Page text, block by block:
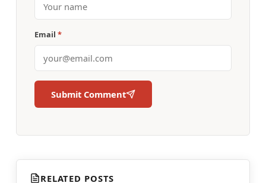
Email *
Submit Comment
RELATED POSTS